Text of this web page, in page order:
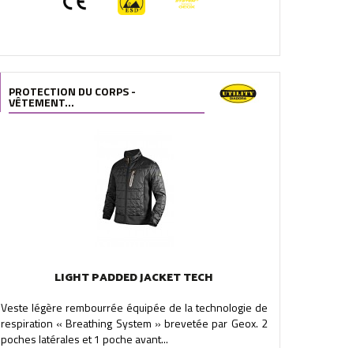
PROTECTION DU CORPS -
VÊTEMENT...
LIGHT PADDED JACKET TECH
Veste légère rembourrée équipée de la technologie de
respiration « Breathing System » brevetée par Geox. 2
poches latérales et 1 poche avant...